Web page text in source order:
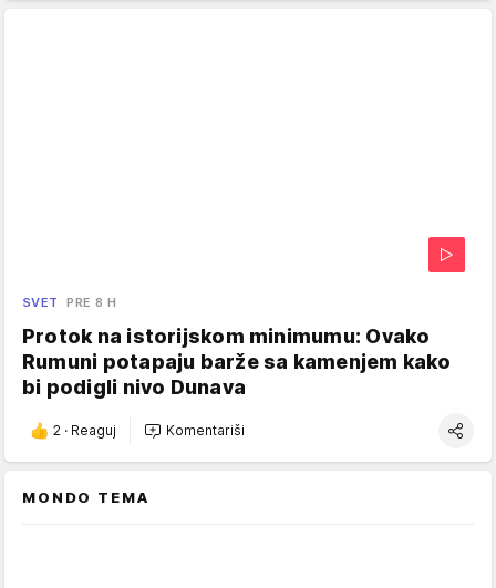
SVET PRE 8 H
Protok na istorijskom minimumu: Ovako
Rumuni potapaju barže sa kamenjem kako
bi podigli nivo Dunava
2 · Reaguj Komentariši
MONDO TEMA